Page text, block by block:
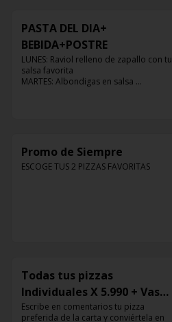
PASTA DEL DIA+
BEBIDA+POSTRE
LUNES: Raviol relleno de zapallo con tu
salsa favorita
MARTES: Albondigas en salsa
VIERNES: Raviol cabra con tu salsa
favorita
Promo de Siempre
ESCOGE TUS 2 PIZZAS FAVORITAS
Todas tus pizzas
Individuales X 5.990 + Vaso
de Bebida Grande
Escribe en comentarios tu pizza
preferida de la carta y conviértela en